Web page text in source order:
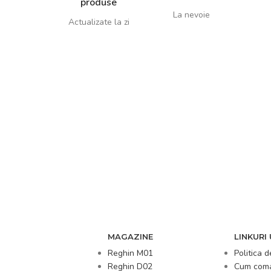
Actualizate la zi
La nevoie
MAGAZINE
Reghin M01
Reghin D02
LINKURI
Politica
Cum